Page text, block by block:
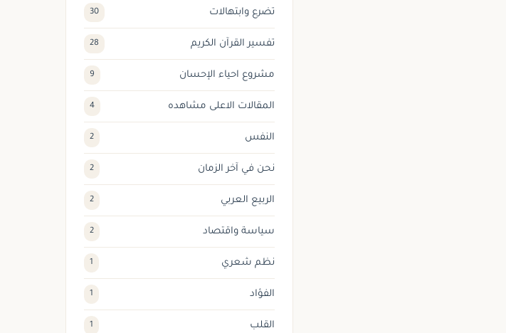
تضرع وابتهالات 30
تفسير القرآن الكريم 28
مشروع احياء الإحسان 9
المقالات الاعلى مشاهده 4
النفس 2
نحن في آخر الزمان 2
الربيع العربي 2
سياسة واقتصاد 2
نظم شعري 1
الفؤاد 1
القلب 1